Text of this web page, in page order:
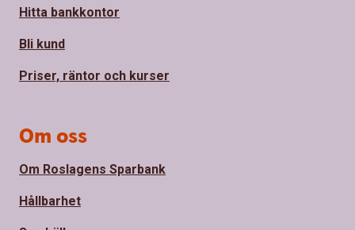
Hitta bankkontor
Bli kund
Priser, räntor och kurser
Om oss
Om Roslagens Sparbank
Hållbarhet